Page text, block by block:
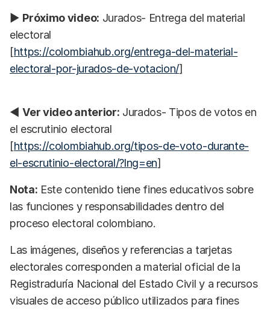
▶ Próximo video: Jurados- Entrega del material
electoral
[https://colombiahub.org/entrega-del-material-
electoral-por-jurados-de-votacion/]
◀Ver video anterior: Jurados- Tipos de votos en
el escrutinio electoral
[https://colombiahub.org/tipos-de-voto-durante-
el-escrutinio-electoral/?lng=en]
Nota: Este contenido tiene fines educativos sobre
las funciones y responsabilidades dentro del
proceso electoral colombiano.
Las imágenes, diseños y referencias a tarjetas
electorales corresponden a material oficial de la
Registraduría Nacional del Estado Civil y a recursos
visuales de acceso público utilizados para fines